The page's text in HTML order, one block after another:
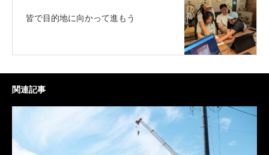
皆で目的地に向かって進もう
関連記事